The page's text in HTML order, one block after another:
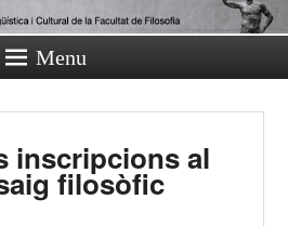
Menu
inscripcions al
filosòfic